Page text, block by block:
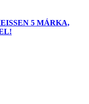
5 MÁRKA,